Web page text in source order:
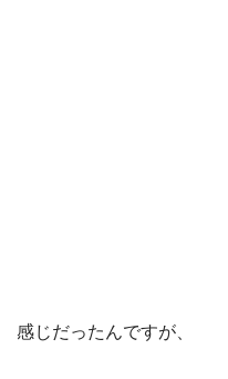
感じだったんですが、